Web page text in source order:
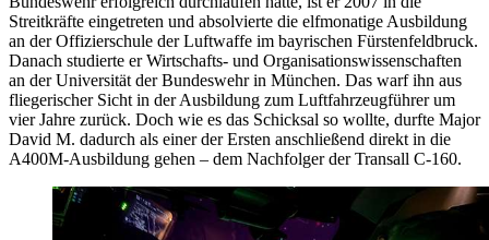
Streitkräfte eingetreten und absolvierte die elfmonatige Ausbildung
an der Offizierschule der Luftwaffe im bayrischen Fürstenfeldbruck.
Danach studierte er Wirtschafts- und Organisationswissenschaften
an der Universität der Bundeswehr in München. Das warf ihn aus
fliegerischer Sicht in der Ausbildung zum Luftfahrzeugführer um
vier Jahre zurück. Doch wie es das Schicksal so wollte, durfte Major
David M. dadurch als einer der Ersten anschließend direkt in die
A400M-Ausbildung gehen – dem Nachfolger der Transall C-160.